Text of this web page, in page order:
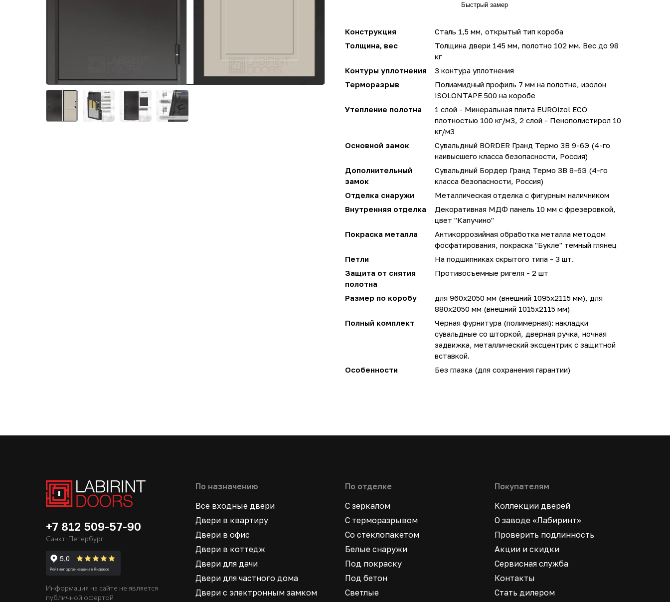
Быстрый замер
Конструкция
Сталь 1,5 мм, открытый тип короба
Толщина, вес
Толщина двери 145 мм, полотно 102 мм. Вес до 98
кг
Контуры уплотнения
3 контура уплотнения
Терморазрыв
Полиамидный профиль 7 мм на полотне, изолон
ISOLONTAPE 500 на коробе
Утепление полотна
1 слой - Минеральная плита EUROizol ECO
плотностью 100 кг/м3, 2 слой - Пенополистирол 10
кг/м3
Основной замок
Сувальдный BORDER Гранд Термо 3В 9-6Э (4-го
наивысшего класса безопасности, Россия)
Дополнительный
замок
Сувальдный Бордер Гранд Термо 3В 8-6Э (4-го
класса безопасности, Россия)
Отделка снаружи
Металлическая отделка с фигурным наличником
Внутренняя отделка
Декоративная МДФ панель 10 мм с фрезеровкой,
цвет "Капучино"
Покраска металла
Антикоррозийная обработка металла методом
фосфатирования, покраска "Букле" темный глянец
Петли
На подшипниках скрытого типа - 3 шт.
Защита от снятия
полотна
Противосъемные ригеля - 2 шт
Размер по коробу
для 960х2050 мм (внешний 1095х2115 мм), для
880х2050 мм (внешний 1015х2115 мм)
Полный комплект
Черная фурнитура (полимерная): накладки
сувальдные со шторкой, дверная ручка, ночная
задвижка, металлический эксцентрик с защитной
вставкой.
Особенности
Без глазка (для сохранения гарантии)
+7 812 509-57-90
Санкт-Петербург
Информация на сайте не является
публичной офертой
По назначению
Все входные двери
Двери в квартиру
Двери в офис
Двери в коттедж
Двери для дачи
Двери для частного дома
Двери с электронным замком
По отделке
С зеркалом
С терморазрывом
Со стеклопакетом
Белые снаружи
Под покраску
Под бетон
Светлые
Покупателям
Коллекции дверей
О заводе «Лабиринт»
Проверить подлинность
Акции и скидки
Сервисная служба
Контакты
Стать дилером